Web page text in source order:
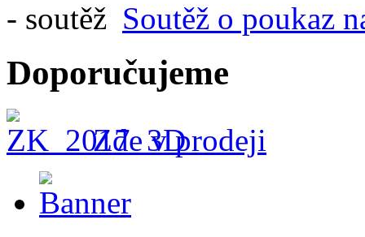
Soutěž o poukaz
Doporučujeme
Zde v prodeji